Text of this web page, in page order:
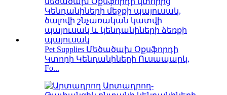
Pet Supplies Մեծածախ Օքսֆորդի
Կտորի Կենդանիների Ուսապարկ,
Fo...